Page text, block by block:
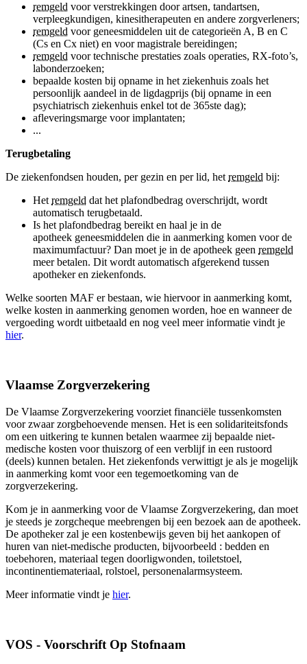
remgeld voor verstrekkingen door artsen, tandartsen,
verpleegkundigen, kinesitherapeuten en andere zorgverleners;
remgeld voor geneesmiddelen uit de categorieën A, B en C
(Cs en Cx niet) en voor magistrale bereidingen;
remgeld voor technische prestaties zoals operaties, RX-foto’s,
labonderzoeken;
bepaalde kosten bij opname in het ziekenhuis zoals het
persoonlijk aandeel in de ligdagprijs (bij opname in een
psychiatrisch ziekenhuis enkel tot de 365ste dag);
afleveringsmarge voor implantaten;
...
Terugbetaling
De ziekenfondsen houden, per gezin en per lid, hetremgeld bij:
Hetremgeld dat het plafondbedrag overschrijdt, wordt
automatisch terugbetaald.
Is het plafondbedrag bereikt en haal je in de
apotheek geneesmiddelen die in aanmerking komen voor de
maximumfactuur? Dan moet je in de apotheek geen remgeld
meer betalen. Dit wordt automatisch afgerekend tussen
apotheker en ziekenfonds.
Welke soorten MAF er bestaan, wie hiervoor in aanmerking komt,
welke kosten in aanmerking genomen worden, hoe en wanneer de
vergoeding wordt uitbetaald en nog veel meer informatie vindt je
hier.
Vlaamse Zorgverzekering
De Vlaamse Zorgverzekering voorziet financiële tussenkomsten
voor zwaar zorgbehoevende mensen. Het is een solidariteitsfonds
om een uitkering te kunnen betalen waarmee zij bepaalde niet-
medische kosten voor thuiszorg of een verblijf in een rustoord
(deels) kunnen betalen. Het ziekenfonds verwittigt je als je mogelijk
in aanmerking komt voor een tegemoetkoming van de
zorgverzekering.
Kom je in aanmerking voor de Vlaamse Zorgverzekering, dan moet
je steeds je zorgcheque meebrengen bij een bezoek aan de apotheek.
De apotheker zal je een kostenbewijs geven bij het aankopen of
huren van niet-medische producten, bijvoorbeeld : bedden en
toebehoren, materiaal tegen doorligwonden, toiletstoel,
incontinentiemateriaal, rolstoel, personenalarmsysteem.
Meer informatie vindt je hier.
VOS - Voorschrift Op Stofnaam